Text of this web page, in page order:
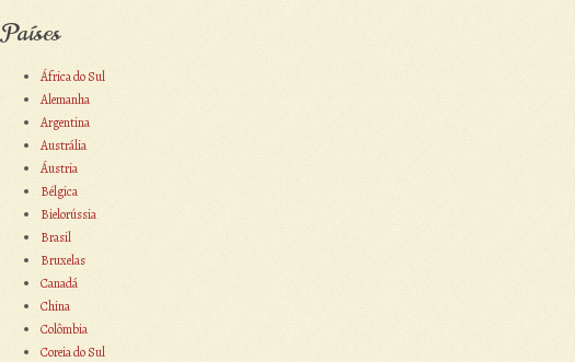
Países
África do Sul
Alemanha
Argentina
Austrália
Áustria
Bélgica
Bielorússia
Brasil
Bruxelas
Canadá
China
Colômbia
Coreia do Sul